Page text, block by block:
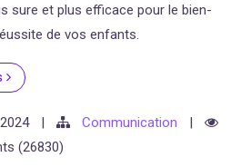
sure et plus efficace pour le bien-
de vos enfants.
| Communication
|
(26830)